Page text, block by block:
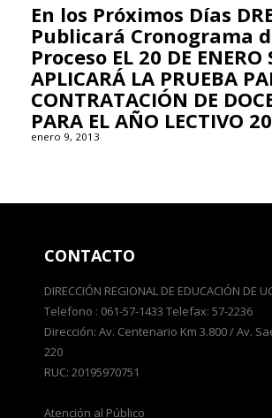
En los Próximos Días
Publicará Cronograma
Proceso EL 20 DE ENERO
APLICARÁ LA PRUEBA
CONTRATACIÓN DE
PARA EL AÑO LECTIVO
enero 9, 2013
CONTACTO
DIRECCIÓN REGIONAL DE EDUCACIÓN DE
Telefono : 061-57-1433 Telefax: 57-2236
Dirección: Av. Centenario Km 3.800 / Av.
220
RUC: 20195970751
Atención al Público